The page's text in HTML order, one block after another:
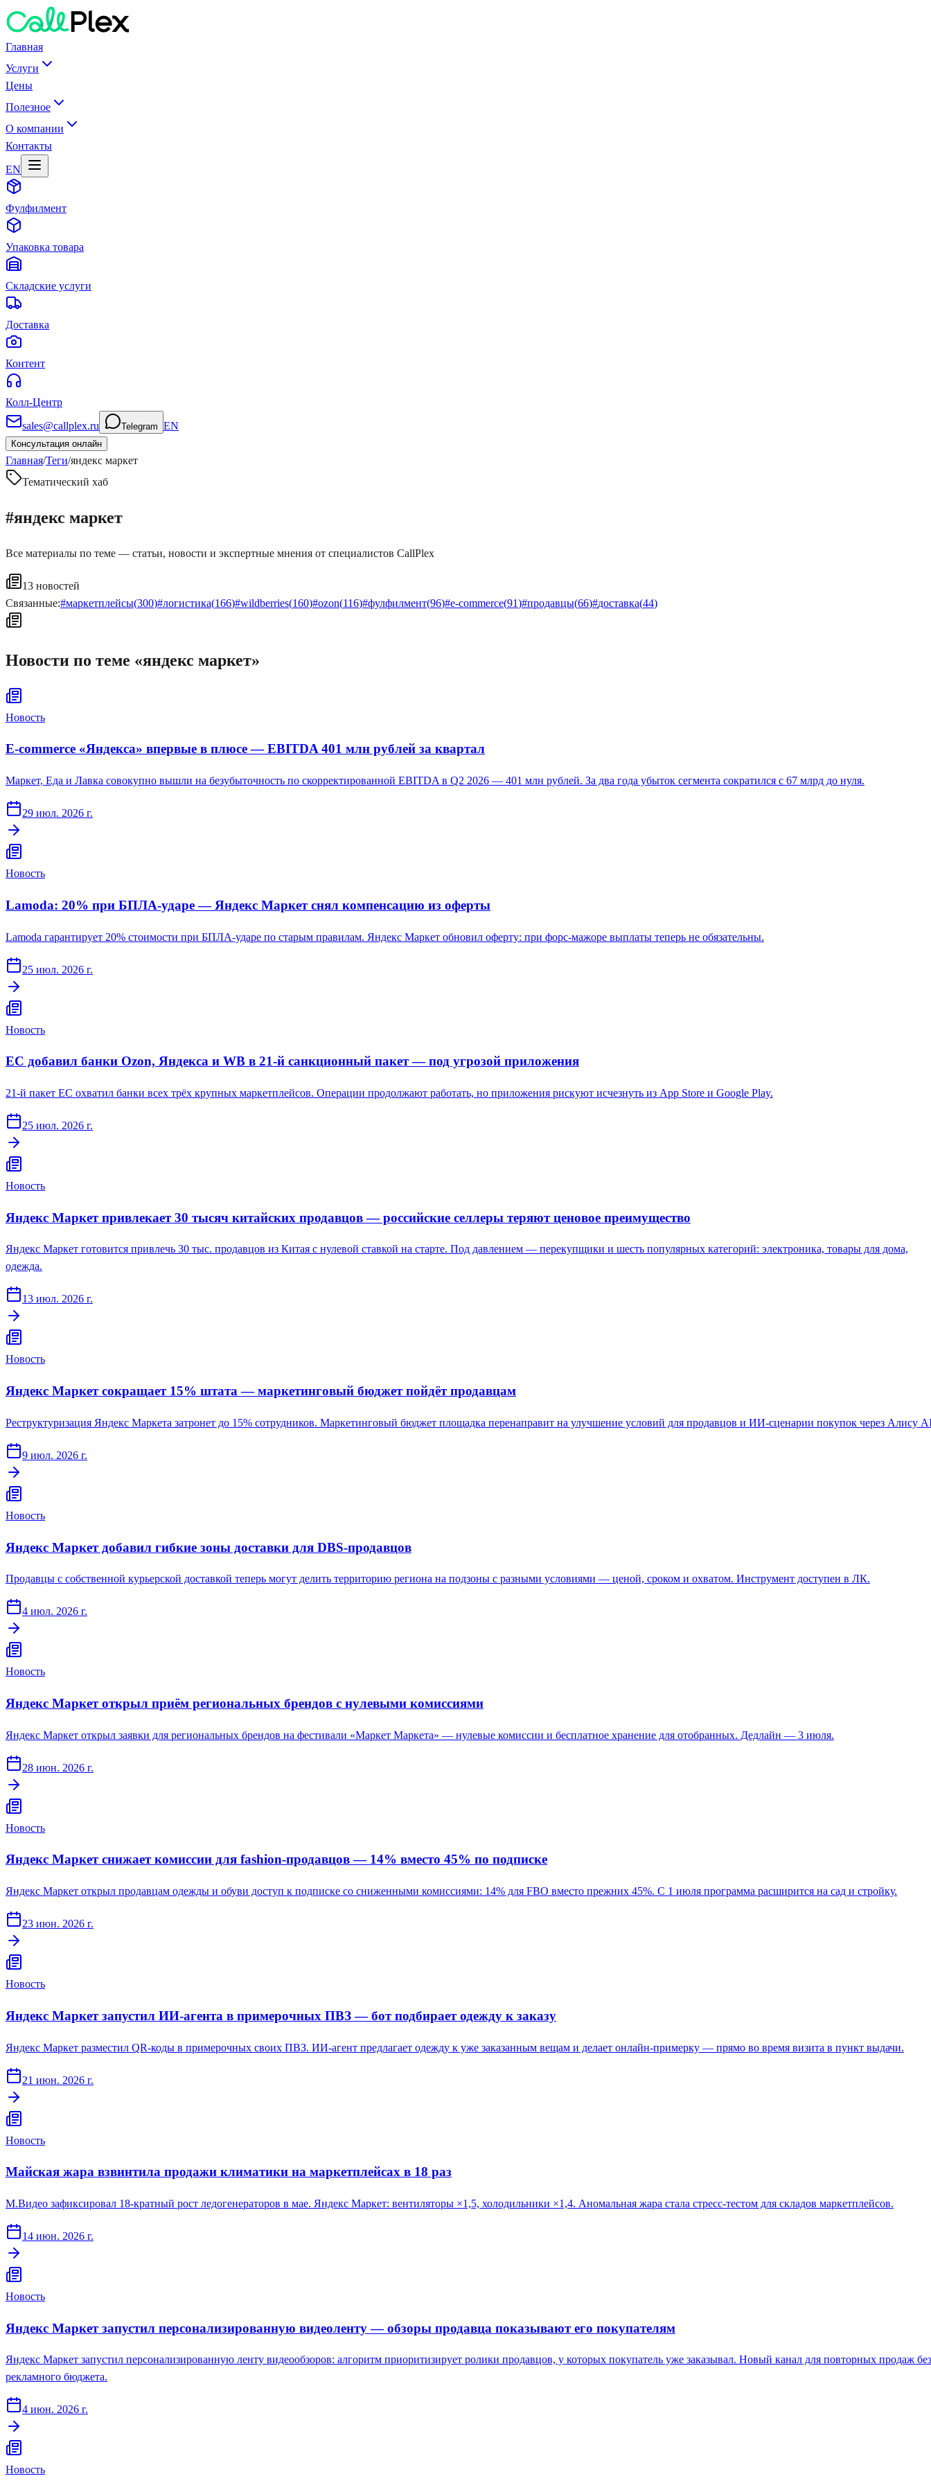
Главная
Услуги
Цены
Полезное
О компании
Контакты
EN
Фулфилмент
Упаковка товара
Складские услуги
Доставка
Контент
Колл-Центр
sales@callplex.ru
Telegram EN
Консультация онлайн
Главная/Теги/яндекс маркет
Тематический хаб
#яндекс маркет
Все материалы по теме — статьи, новости и экспертные мнения от специалистов CallPlex
13 новостей
Связанные:#маркетплейсы(300)#логистика(166)#wildberries(160)#ozon(116)#фулфилмент(96)#e-commerce(91)#продавцы(66)#доставка(44)
Новости по теме «яндекс маркет»
Новость
E-commerce «Яндекса» впервые в плюсе — EBITDA 401 млн рублей за квартал
Маркет, Еда и Лавка совокупно вышли на безубыточность по скорректированной EBITDA в Q2 2026 — 401 млн рублей. За два года убыток сегмента сократился с 67 млрд до нуля.
29 июл. 2026 г.
Новость
Lamoda: 20% при БПЛА-ударе — Яндекс Маркет снял компенсацию из оферты
Lamoda гарантирует 20% стоимости при БПЛА-ударе по старым правилам. Яндекс Маркет обновил оферту: при форс-мажоре выплаты теперь не обязательны.
25 июл. 2026 г.
Новость
ЕС добавил банки Ozon, Яндекса и WB в 21-й санкционный пакет — под угрозой приложения
21-й пакет ЕС охватил банки всех трёх крупных маркетплейсов. Операции продолжают работать, но приложения рискуют исчезнуть из App Store и Google Play.
25 июл. 2026 г.
Новость
Яндекс Маркет привлекает 30 тысяч китайских продавцов — российские селлеры теряют ценовое преимущество
Яндекс Маркет готовится привлечь 30 тыс. продавцов из Китая с нулевой ставкой на старте. Под давлением — перекупщики и шесть популярных категорий: электроника, товары для дома,
одежда.
13 июл. 2026 г.
Новость
Яндекс Маркет сокращает 15% штата — маркетинговый бюджет пойдёт продавцам
Реструктуризация Яндекс Маркета затронет до 15% сотрудников. Маркетинговый бюджет площадка перенаправит на улучшение условий для продавцов и ИИ-сценарии покупок через Алису
9 июл. 2026 г.
Новость
Яндекс Маркет добавил гибкие зоны доставки для DBS-продавцов
Продавцы с собственной курьерской доставкой теперь могут делить территорию региона на подзоны с разными условиями — ценой, сроком и охватом. Инструмент доступен в ЛК.
4 июл. 2026 г.
Новость
Яндекс Маркет открыл приём региональных брендов с нулевыми комиссиями
Яндекс Маркет открыл заявки для региональных брендов на фестивали «Маркет Маркета» — нулевые комиссии и бесплатное хранение для отобранных. Дедлайн — 3 июля.
28 июн. 2026 г.
Новость
Яндекс Маркет снижает комиссии для fashion-продавцов — 14% вместо 45% по подписке
Яндекс Маркет открыл продавцам одежды и обуви доступ к подписке со сниженными комиссиями: 14% для FBO вместо прежних 45%. С 1 июля программа расширится на сад и стройку.
23 июн. 2026 г.
Новость
Яндекс Маркет запустил ИИ-агента в примерочных ПВЗ — бот подбирает одежду к заказу
Яндекс Маркет разместил QR-коды в примерочных своих ПВЗ. ИИ-агент предлагает одежду к уже заказанным вещам и делает онлайн-примерку — прямо во время визита в пункт выдачи.
21 июн. 2026 г.
Новость
Майская жара взвинтила продажи климатики на маркетплейсах в 18 раз
М.Видео зафиксировал 18-кратный рост ледогенераторов в мае. Яндекс Маркет: вентиляторы ×1,5, холодильники ×1,4. Аномальная жара стала стресс-тестом для складов маркетплейсов.
14 июн. 2026 г.
Новость
Яндекс Маркет запустил персонализированную видеоленту — обзоры продавца показывают его покупателям
Яндекс Маркет запустил персонализированную ленту видеообзоров: алгоритм приоритизирует ролики продавцов, у которых покупатель уже заказывал. Новый канал для повторных продаж без
рекламного бюджета.
4 июн. 2026 г.
Новость